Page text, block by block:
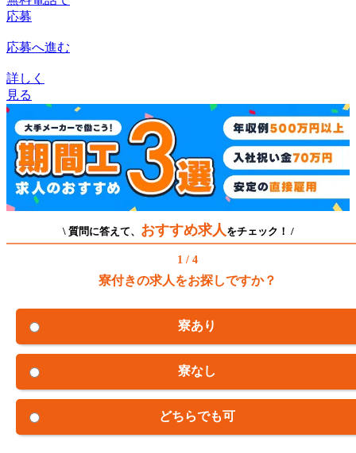
応募
応募へ進む
詳しく
見る
\ 質問に答えて、 おすすめ求人 をチェック！ /
1 / 4
寮付きの求人をお探しですか？
寮あり
寮なし
どちらでも可